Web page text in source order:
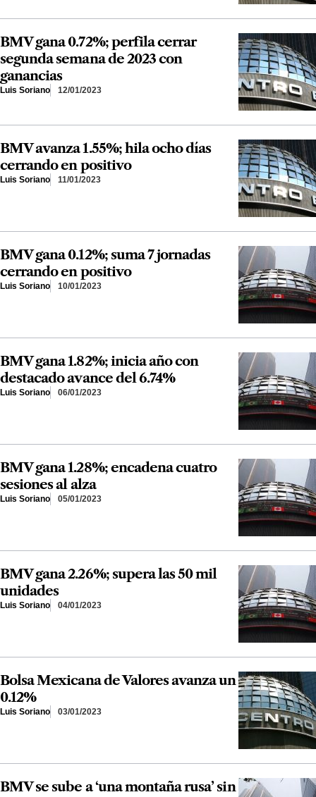
BMV gana 0.72%; perfila cerrar
segunda semana de 2023 con
ganancias
Luis Soriano 12/01/2023
BMV avanza 1.55%; hila ocho días
cerrando en positivo
Luis Soriano 11/01/2023
BMV gana 0.12%; suma 7 jornadas
cerrando en positivo
Luis Soriano 10/01/2023
BMV gana 1.82%; inicia año con
destacado avance del 6.74%
Luis Soriano 06/01/2023
BMV gana 1.28%; encadena cuatro
sesiones al alza
Luis Soriano 05/01/2023
BMV gana 2.26%; supera las 50 mil
unidades
Luis Soriano 04/01/2023
Bolsa Mexicana de Valores avanza un
0.12%
Luis Soriano 03/01/2023
BMV se sube a ‘una montaña rusa’ sin